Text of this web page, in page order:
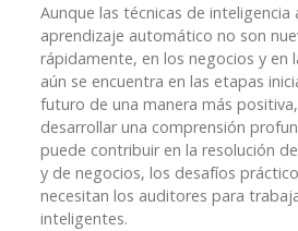
Aunque las técnicas de inteligencia
aprendizaje automático no son
rápidamente, en los negocios y en
aún se encuentra en las etapas
futuro de una manera más
desarrollar una comprensión
puede contribuir en la resolución
y de negocios, los desafíos
necesitan los auditores para
inteligentes.